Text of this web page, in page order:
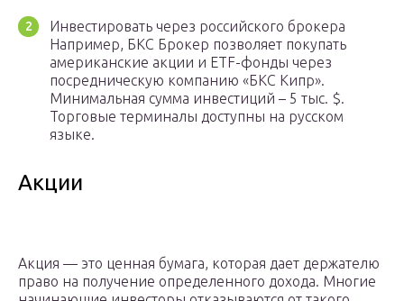
Инвестировать через российского брокера
Например, БКС Брокер позволяет покупать
американские акции и ETF-фонды через
посредническую компанию «БКС Кипр».
Минимальная сумма инвестиций – 5 тыс. $.
Торговые терминалы доступны на русском
языке.
Акции
Акция — это ценная бумага, которая дает держателю
право на получение определенного дохода. Многие